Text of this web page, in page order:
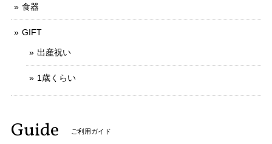
食器
GIFT
出産祝い
1歳くらい
Guide ご利用ガイド